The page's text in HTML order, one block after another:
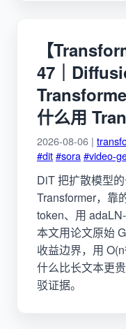
【
47｜
什么用
2026-08-06 |
#dit#sora#video-
DiT 把扩散模型
Transformer，靠
token、用
本文用论文原始
收益边界，用
什么比长文本更
驳证据。